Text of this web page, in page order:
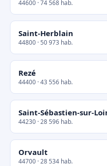
44600 · 74 568 hab.
Saint-Herblain
44800 · 50 973 hab.
Rezé
44400 · 43 556 hab.
Saint-Sébastien-sur-
44230 · 28 596 hab.
Orvault
44700 · 28 534 hab.